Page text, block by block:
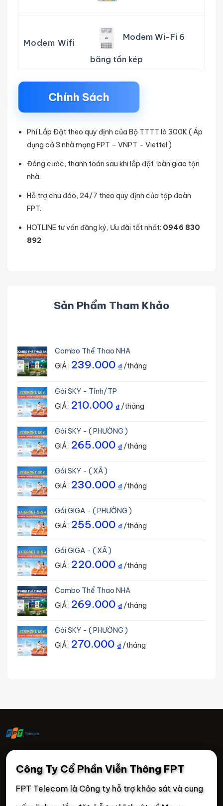
Modem Wifi
Modem Wi-Fi 6
băng tần kép
Chính Sách
Phí Lắp Đặt theo quy định của Bộ TTTT là 300K ( Áp
dụng cả 3 nhà mạng FPT – VNPT – Viettel )
Đóng cước, thanh toán sau khi lắp đặt, bàn giao tận
nhà.
Hỗ trợ chu đáo, 24/7 theo quy định của tập đoàn
FPT.
HOTLINE tư vấn đăng ký, Ưu đãi tốt nhất: 0946 830
892
Sản Phẩm Tham Khảo
Combo Thể Thao NHA
GIÁ : 239.000 ₫/tháng
Gói SKY - Tỉnh/TP
GIÁ : 210.000 ₫/tháng
Gói SKY - ( PHƯỜNG )
GIÁ : 265.000 ₫/tháng
Gói SKY - ( XÃ )
GIÁ : 230.000 ₫/tháng
Gói GIGA - ( PHƯỜNG )
GIÁ : 255.000 ₫/tháng
Gói GIGA - ( XÃ )
GIÁ : 220.000 ₫/tháng
Combo Thể Thao NHA
GIÁ : 269.000 ₫/tháng
Gói SKY - ( PHƯỜNG )
GIÁ : 270.000 ₫/tháng
Công Ty Cổ Phần Viễn Thông FPT
FPT Telecom là Công ty hỗ trợ khảo sát và cung